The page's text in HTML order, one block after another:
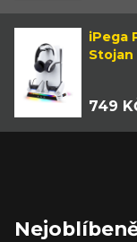
iPega
Stojan
749